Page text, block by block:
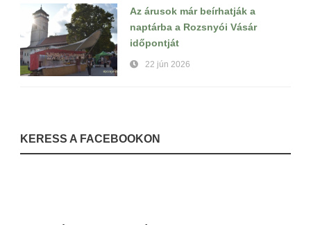
Az árusok már beírhatják a
naptárba a Rozsnyói Vásár
időpontját
22 jún 2026
KERESS A FACEBOOKON